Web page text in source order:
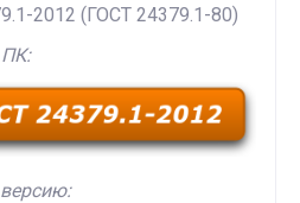
2012 (ГОСТ 24379.1-80)